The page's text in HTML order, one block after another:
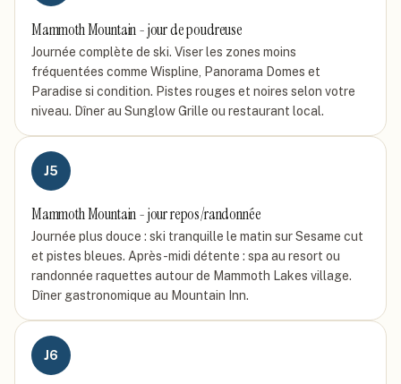
Mammoth Mountain - jour de poudreuse
Journée complète de ski. Viser les zones moins
fréquentées comme Wispline, Panorama Domes et
Paradise si condition. Pistes rouges et noires selon votre
niveau. Dîner au Sunglow Grille ou restaurant local.
J5
Mammoth Mountain - jour repos/randonnée
Journée plus douce : ski tranquille le matin sur Sesame cut
et pistes bleues. Après-midi détente : spa au resort ou
randonnée raquettes autour de Mammoth Lakes village.
Dîner gastronomique au Mountain Inn.
J6